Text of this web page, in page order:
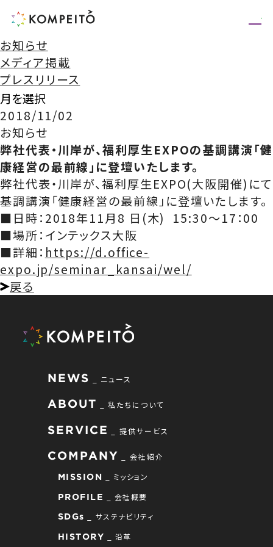
お知らせ
メディア掲載
プレスリリース
2018/11/02
お知らせ
弊社代表・川岸が、福利厚生EXPOの基調講演「健
康経営の最前線」に登壇いたします。
弊社代表・川岸が、福利厚生EXPO(大阪開催)にて
基調講演「健康経営の最前線」に登壇いたします。
■日時：2018年11月8 日(木) 15:30〜17：00
■場所：インテックス大阪
■詳細： https://d.office-
expo.jp/seminar_kansai/wel/
戻る
NEWS ニュース
ABOUT 私たちについて
SERVICE 提供サービス
COMPANY 会社紹介
MISSION ミッション
PROFILE 会社概要
SDGs サステナビリティ
HISTORY 沿革